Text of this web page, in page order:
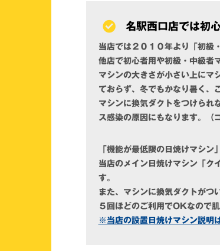
名駅西口店では初
当店では２０１０年より「初級
他店で初心者用や初級・中級者
マシンの大きさが小さい上にマ
ておらず、冬でもかなり暑く、
マシンに換気ダクトをつけられ
ス感染の原因にもなります。（
「機能が最低限の日焼けマシ
当店のメイン日焼けマシン「ク
す。
また、マシンに換気ダクトがつ
５回ほどのご利用でOKなので
※当店の設置日焼けマシン説明